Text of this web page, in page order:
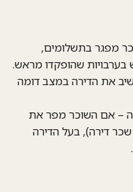
מפגר בתשלומים,
בערבויות שהופקדו מראש.
את הדירה במצב דומה
– אם השוכר מפר את
דירה), בעל הדירה